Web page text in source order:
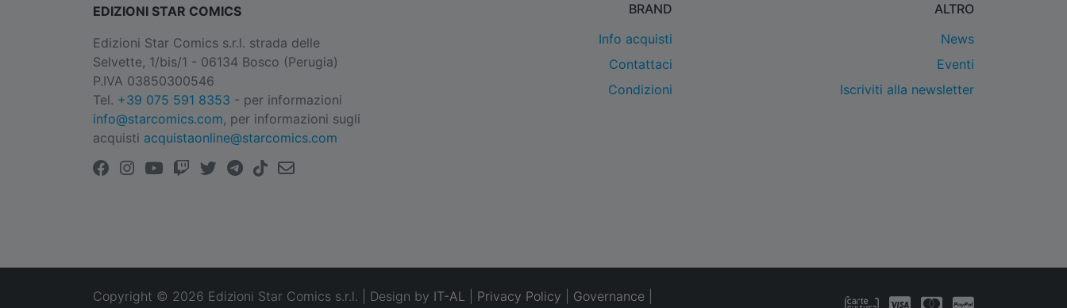
EDIZIONI STAR COMICS
Edizioni Star Comics s.r.l. strada delle
Selvette, 1/bis/1 - 06134 Bosco (Perugia)
P.IVA 03850300546
Tel. +39 075 591 8353 - per informazioni
info@starcomics.com, per informazioni sugli
acquisti acquistaonline@starcomics.com
BRAND
Info acquisti
Contattaci
Condizioni
ALTRO
News
Eventi
Iscriviti alla newsletter
Copyright © 2026 Edizioni Star Comics s.r.l. | Design by IT-AL Privacy Policy Governance